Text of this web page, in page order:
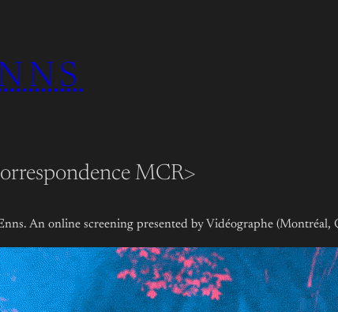
MCR>
An online screening presented by Vidéographe